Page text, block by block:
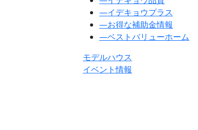
―イデキョウプラス
―お得な補助金情報
―ベストバリューホーム
モデルハウス
イベント情報